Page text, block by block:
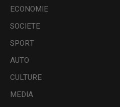
ECONOMIE
SOCIETE
SPORT
AUTO
CULTURE
MEDIA